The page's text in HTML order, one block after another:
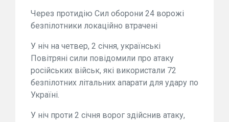
Через протидію Сил оборони 24 ворожі
безпілотники локаційно втрачені
У ніч на четвер, 2 січня, українські
Повітряні сили повідомили про атаку
російських військ, які використали 72
безпілотних літальних апарати для удару по
Україні.
У ніч проти 2 січня ворог здійснив атаку,